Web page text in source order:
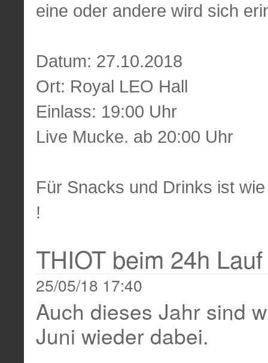
eine oder andere wird sich
Datum: 27.10.2018
Ort: Royal LEO Hall
Einlass: 19:00 Uhr
Live Mucke. ab 20:00 Uhr
Für Snacks und Drinks ist
!
THIOT beim 24h
25/05/18 17:40
Auch dieses Jahr sind
Juni wieder dabei.